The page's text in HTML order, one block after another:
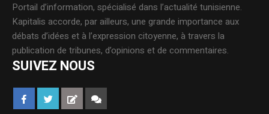
Portail d’information, spécialisé dans l’actualité tunisienne.
Kapitalis accorde, par ailleurs, une grande importance aux
débats d’idées et à l’expression citoyenne, à travers la
publication de tribunes, d’opinions et de commentaires.
SUIVEZ NOUS